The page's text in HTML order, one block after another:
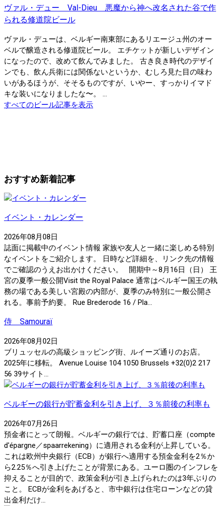
ヴァル・デュー Val-Dieu 悪魔から神へ改名された谷で作
られる修道院ビール
ヴァル・デューは、ベルギー南東部にあるリエージュ州のオー
ベルで醸造される修道院ビール。 エチケットが新しいデザイン
になったので、改めて飲んでみました。 古き良き時代のデザイ
ンでも、飲ん兵衛には関係ないというか、むしろ見た目の味わ
いがあるほうが、そそるものですが、いやー、すっかりイマド
キな装いになりましたな〜。 ...
すべてのビール記事を表示
おすすめ新着記事
イベント・カレンダー
2026年08月08日
誌面に掲載中のイベント情報 家族や友人と一緒に楽しめる特別
なイベントをご紹介します。 日時など詳細を、リンク先の情報
でご確認のうえお出かけください。 開期中～8月16日（日） 王
宮の夏季一般公開Visit the Royal Palace 通常はベルギー国王の執
務の場である美しい宮殿の内部が、夏季のみ特別に一般公開さ
れる。事前予約要。 Rue Brederode 16 / Pla...
侍 Samouraï
2026年08月02日
ブリュッセルの高級ショッピング街、ルイーズ通りのお店。
2025年に移転。 Avenue Louise 104 1050 Brussels +32(0)2 217
56 39サイト...
ベルギーの銀行が貯蓄金利を引き上げ、３％前後の利率も
2026年07月26日
預金者にとって朗報。ベルギーの銀行では、貯蓄口座（compte
d'épargne／spaarrekening）に適用される金利が上昇している。
これは欧州中央銀行（ECB）が銀行へ適用する預金金利を2％か
ら2.25％へ引き上げたことが背景にある。ユーロ圏のインフレを
抑えることが目的で、政策金利が引き上げられたのは3年ぶりの
こと。 ECBが金利をあげると、市中銀行は住宅ローンなどの貸
出金利だけ...